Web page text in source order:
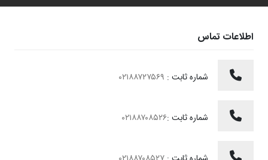
اطلاعات تماس
شماره ثابت :
شماره ثابت :۰۲۱۸۸۷۰۸۵۲۶